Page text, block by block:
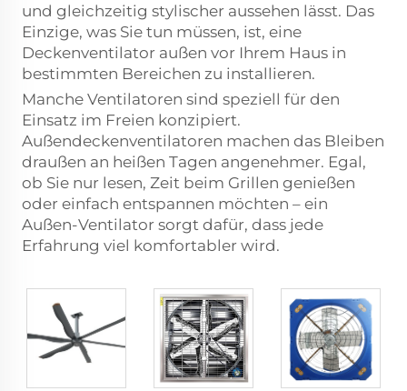
und gleichzeitig stylischer aussehen lässt. Das
Einzige, was Sie tun müssen, ist, eine
Deckenventilator außen vor Ihrem Haus in
bestimmten Bereichen zu installieren.
Manche Ventilatoren sind speziell für den
Einsatz im Freien konzipiert.
Außendeckenventilatoren machen das Bleiben
draußen an heißen Tagen angenehmer. Egal,
ob Sie nur lesen, Zeit beim Grillen genießen
oder einfach entspannen möchten – ein
Außen-Ventilator sorgt dafür, dass jede
Erfahrung viel komfortabler wird.